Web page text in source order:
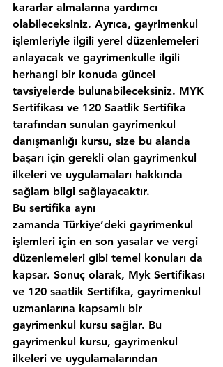
kararlar almalarına yardımcı
olabileceksiniz. Ayrıca, gayrimenkul
işlemleriyle ilgili yerel düzenlemeleri
anlayacak ve gayrimenkulle ilgili
herhangi bir konuda güncel
tavsiyelerde bulunabileceksiniz. MYK
Sertifikası ve 120 Saatlik Sertifika
tarafından sunulan gayrimenkul
danışmanlığı kursu, size bu alanda
başarı için gerekli olan gayrimenkul
ilkeleri ve uygulamaları hakkında
sağlam bilgi sağlayacaktır.
Bu sertifika aynı
zamanda Türkiye‘deki gayrimenkul
işlemleri için en son yasalar ve vergi
düzenlemeleri gibi temel konuları da
kapsar. Sonuç olarak, Myk Sertifikası
ve 120 saatlik Sertifika, gayrimenkul
uzmanlarına kapsamlı bir
gayrimenkul kursu sağlar. Bu
gayrimenkul kursu, gayrimenkul
ilkeleri ve uygulamalarından